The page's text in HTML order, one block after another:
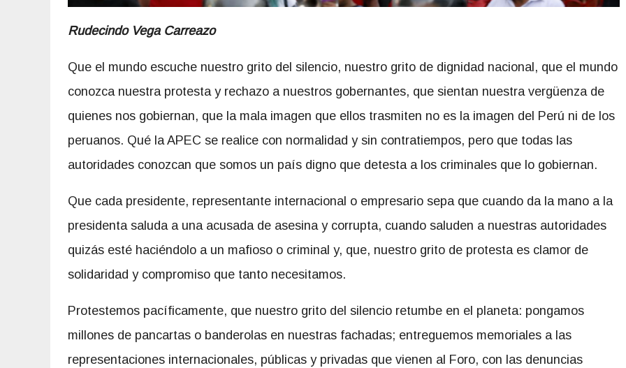
Rudecindo Vega Carreazo
Que el mundo escuche nuestro grito del silencio, nuestro grito de dignidad nacional, que el mundo
conozca nuestra protesta y rechazo a nuestros gobernantes, que sientan nuestra vergüenza de
quienes nos gobiernan, que la mala imagen que ellos trasmiten no es la imagen del Perú ni de los
peruanos. Qué la APEC se realice con normalidad y sin contratiempos, pero que todas las
autoridades conozcan que somos un país digno que detesta a los criminales que lo gobiernan.
Que cada presidente, representante internacional o empresario sepa que cuando da la mano a la
presidenta saluda a una acusada de asesina y corrupta, cuando saluden a nuestras autoridades
quizás esté haciéndolo a un mafioso o criminal y, que, nuestro grito de protesta es clamor de
solidaridad y compromiso que tanto necesitamos.
Protestemos pacíficamente, que nuestro grito del silencio retumbe en el planeta: pongamos
millones de pancartas o banderolas en nuestras fachadas; entreguemos memoriales a las
representaciones internacionales, públicas y privadas que vienen al Foro, con las denuncias